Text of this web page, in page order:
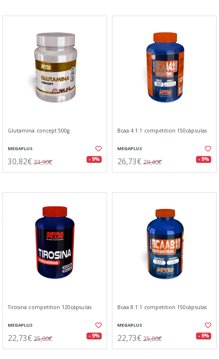
Glutamina concept 500g
MEGAPLUS
30,82€ 33,90€ - 9%
Bcaa 4:1:1 competition 150cápsulas
MEGAPLUS
26,73€ 29,40€ - 9%
Tirosina competition 120cápsulas
MEGAPLUS
22,73€ 25,00€ - 9%
Bcaa 8:1:1 competition 150cápsulas
MEGAPLUS
22,73€ 25,00€ - 9%